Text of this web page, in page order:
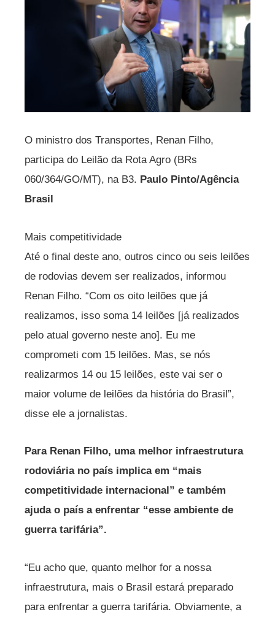
O ministro dos Transportes, Renan Filho,
participa do Leilão da Rota Agro (BRs
060/364/GO/MT), na B3. Paulo Pinto/Agência
Brasil
Mais competitividade
Até o final deste ano, outros cinco ou seis leilões
de rodovias devem ser realizados, informou
Renan Filho. “Com os oito leilões que já
realizamos, isso soma 14 leilões [já realizados
pelo atual governo neste ano]. Eu me
comprometi com 15 leilões. Mas, se nós
realizarmos 14 ou 15 leilões, este vai ser o
maior volume de leilões da história do Brasil”,
disse ele a jornalistas.
Para Renan Filho, uma melhor infraestrutura
rodoviária no país implica em “mais
competitividade internacional” e também
ajuda o país a enfrentar “esse ambiente de
guerra tarifária”.
“Eu acho que, quanto melhor for a nossa
infraestrutura, mais o Brasil estará preparado
para enfrentar a guerra tarifária. Obviamente, a